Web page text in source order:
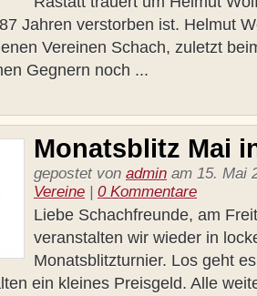
Jahren verstorben ist. Helmut
Vereinen Schach, zuletzt
Gegnern noch ...
Monatsblitz Mai
gepostet von admin am 15. Mai
Vereine
0 Kommentare
Liebe Schachfreunde, am
veranstalten wir wieder in
Monatsblitzturnier. Los geht
ein kleines Preisgeld. Alle